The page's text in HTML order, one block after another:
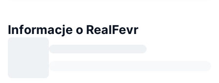
Informacje o RealFevr